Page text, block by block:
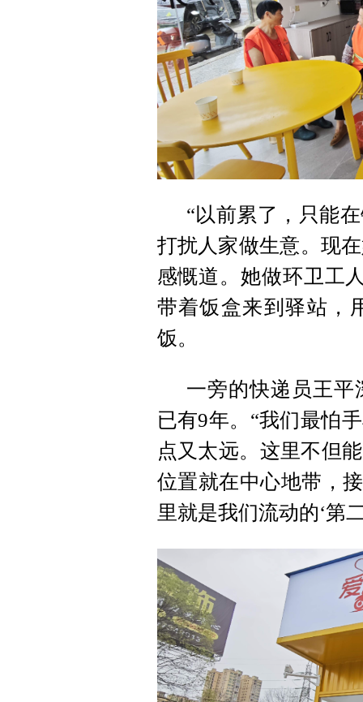
“以前累了，只能
打扰人家做生意。现
感慨道。她做环卫工
带着饭盒来到驿站，
饭。
一旁的快递员王平
已有9年。“我们最怕
点又太远。这里不但
位置就在中心地带，
里就是我们流动的‘第